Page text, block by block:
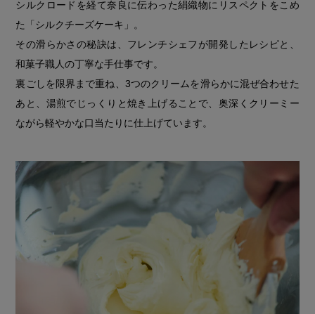
シルクロードを経て奈良に伝わった絹織物にリスペクトをこめ
た「シルクチーズケーキ」。
その滑らかさの秘訣は、フレンチシェフが開発したレシピと、
和菓子職人の丁寧な手仕事です。
裏ごしを限界まで重ね、3つのクリームを滑らかに混ぜ合わせた
あと、湯煎でじっくりと焼き上げることで、奥深くクリーミー
ながら軽やかな口当たりに仕上げています。